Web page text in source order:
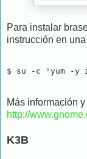
Para instalar
instrucción en
$ su -c 'yum -y
Más información
http://
K3B